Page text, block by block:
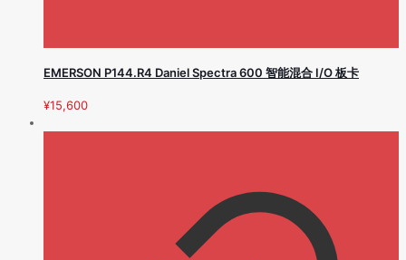
EMERSON P144.R4 Daniel Spectra 600 智能混合 I/O 板卡
¥15,600